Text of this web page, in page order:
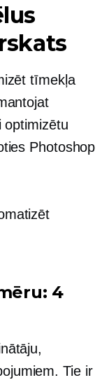
tīmekļa
optimizētu
Photoshop
4
Tie ir